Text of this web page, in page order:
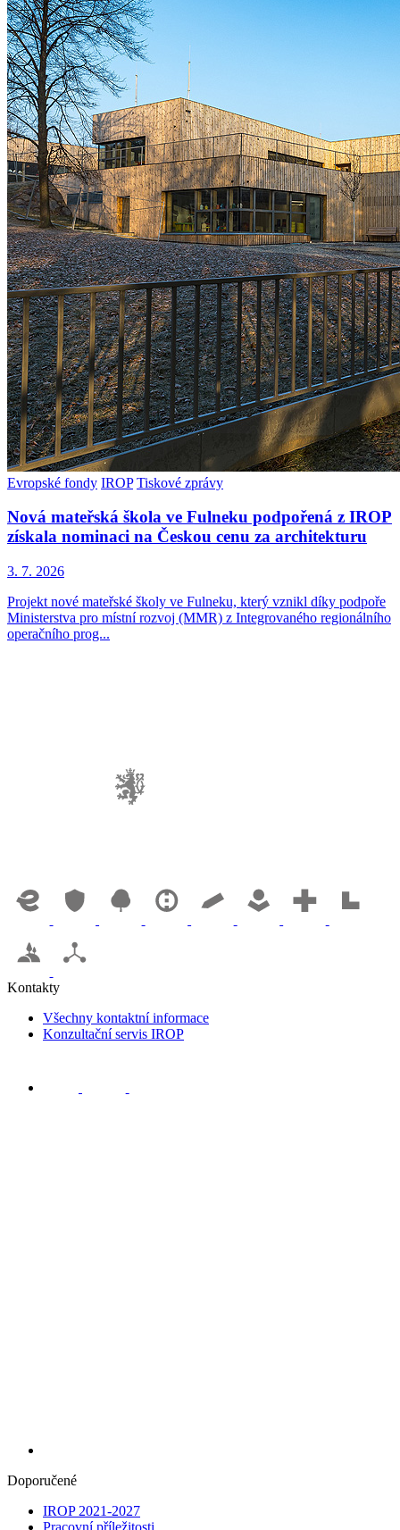
Evropské fondy IROP Tiskové zprávy
Nová mateřská škola ve Fulneku podpořená z IROP
získala nominaci na Českou cenu za architekturu
3. 7. 2026
Projekt nové mateřské školy ve Fulneku, který vznikl díky podpoře
Ministerstva pro místní rozvoj (MMR) z Integrovaného regionálního
operačního prog...
Kontakty
Všechny kontaktní informace
Konzultační servis IROP
Doporučené
IROP 2021-2027
Pracovní příležitosti